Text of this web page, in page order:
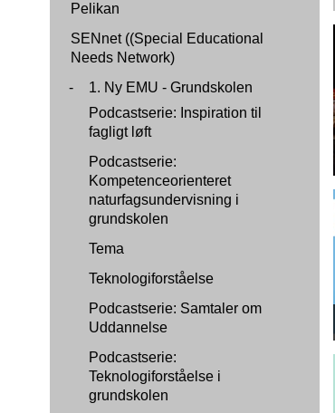
Pelikan
SENnet ((Special Educational
Needs Network)
-
1. Ny EMU - Grundskolen
Podcastserie: Inspiration til
fagligt løft
Podcastserie:
Kompetenceorienteret
naturfagsundervisning i
grundskolen
Tema
Teknologiforståelse
Podcastserie: Samtaler om
Uddannelse
Podcastserie:
Teknologiforståelse i
grundskolen